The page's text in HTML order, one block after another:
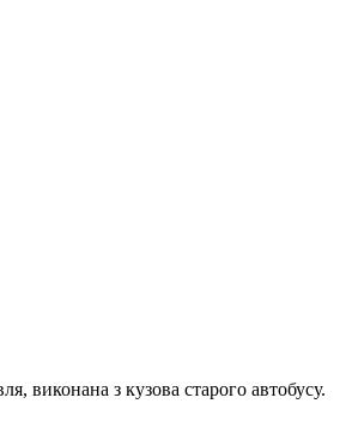
виконана з кузова старого автобусу.